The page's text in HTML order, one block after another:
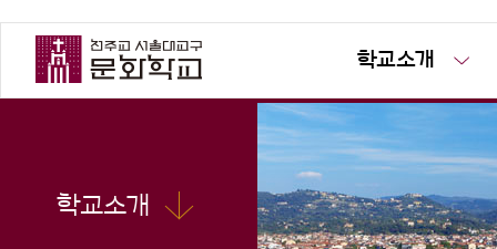
학교소개
학교소개